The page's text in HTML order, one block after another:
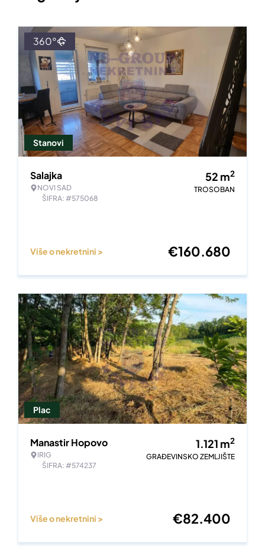
Stanovi
360°
Salajka
NOVI SAD
ŠIFRA: #575068
52 m2
TROSOBAN
Više o nekretnini > €160.680
Plac
Manastir Hopovo
IRIG
ŠIFRA: #574237
1.121 m2
GRAĐEVINSKO ZEMLJIŠTE
Više o nekretnini > €82.400